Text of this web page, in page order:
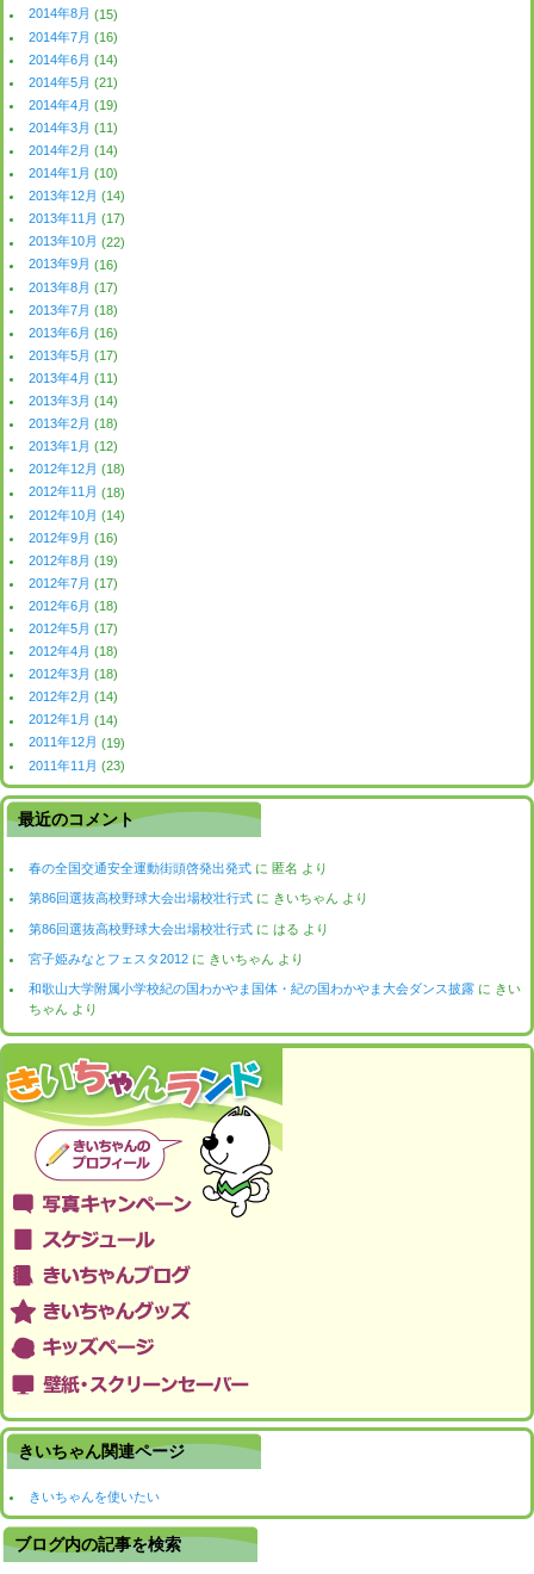
2014年8月 (15)
2014年7月 (16)
2014年6月 (14)
2014年5月 (21)
2014年4月 (19)
2014年3月 (11)
2014年2月 (14)
2014年1月 (10)
2013年12月 (14)
2013年11月 (17)
2013年10月 (22)
2013年9月 (16)
2013年8月 (17)
2013年7月 (18)
2013年6月 (16)
2013年5月 (17)
2013年4月 (11)
2013年3月 (14)
2013年2月 (18)
2013年1月 (12)
2012年12月 (18)
2012年11月 (18)
2012年10月 (14)
2012年9月 (16)
2012年8月 (19)
2012年7月 (17)
2012年6月 (18)
2012年5月 (17)
2012年4月 (18)
2012年3月 (18)
2012年2月 (14)
2012年1月 (14)
2011年12月 (19)
2011年11月 (23)
最近のコメント
春の全国交通安全運動街頭啓発出発式 に匿名 より
第86回選抜高校野球大会出場校壮行式 に きいちゃん より
第86回選抜高校野球大会出場校壮行式 にはる より
宮子姫みなとフェスタ2012 に きいちゃん より
和歌山大学附属小学校紀の国わかやま国体・紀の国わかやま大会ダンス披露 に きい
ちゃん より
きいちゃん関連ページ
きいちゃんを使いたい
ブログ内の記事を検索